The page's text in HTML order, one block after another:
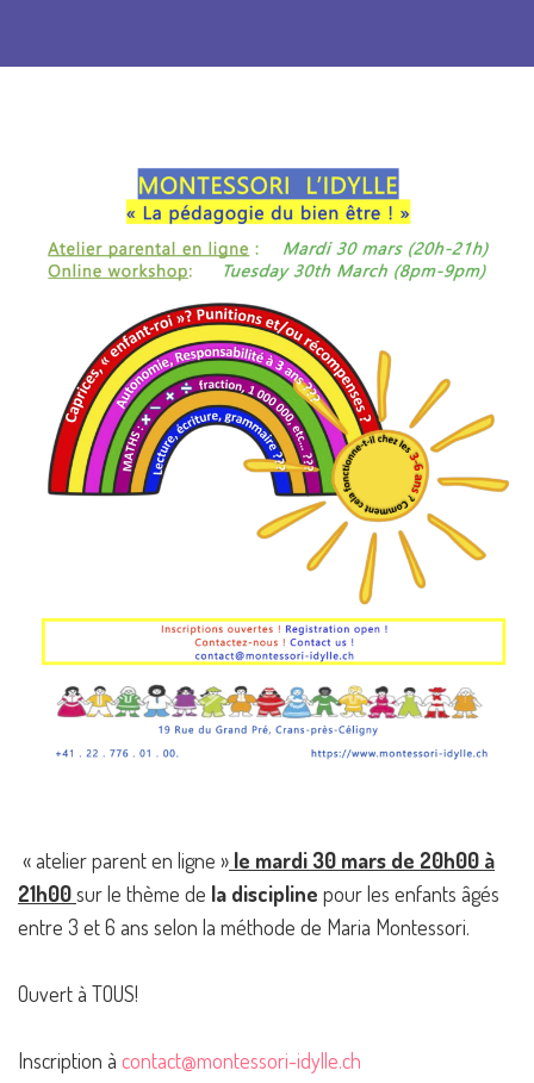
« atelier parent en ligne » le mardi 30 mars de 20h00 à
21h00sur le thème de la discipline pour les enfants âgés
entre 3 et 6 ans selon la méthode de Maria Montessori.
Ouvert à TOUS!
Inscription à contact@montessori-idylle.ch